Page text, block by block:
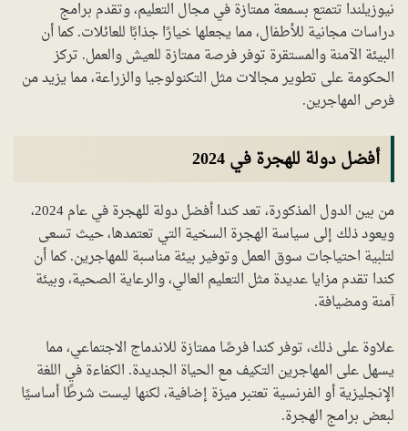
نيوزيلندا تتمتع بسمعة ممتازة في مجال التعليم، وتقدم برامج
دراسات مجانية للأطفال، مما يجعلها خيارًا جذابًا للعائلات. كما أن
البيئة الآمنة والمستقرة توفر فرصة ممتازة للعيش والعمل. تركز
الحكومة على تطوير مجالات مثل التكنولوجيا والزراعة، مما يزيد من
فرص المهاجرين.
أفضل دولة للهجرة في 2024
من بين الدول المذكورة، تعد كندا أفضل دولة للهجرة في عام 2024،
ويعود ذلك إلى سياسة الهجرة السخية التي تعتمدها، حيث تسعى
لتلبية احتياجات سوق العمل وتوفير بيئة مناسبة للمهاجرين. كما أن
كندا تقدم مزايا عديدة مثل التعليم العالي، والرعاية الصحية، وبيئة
آمنة ومضيافة.
علاوة على ذلك، توفر كندا فرصًا ممتازة للاندماج الاجتماعي، مما
يسهل على المهاجرين التكيف مع الحياة الجديدة. الكفاءة في اللغة
الإنجليزية أو الفرنسية تعتبر ميزة إضافية، لكنها ليست شرطًا أساسيًا
لبعض برامج الهجرة.